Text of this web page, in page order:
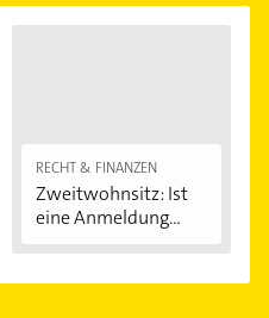
RECHT & FINANZEN
Zweitwohnsitz: Ist
eine Anmeldung...